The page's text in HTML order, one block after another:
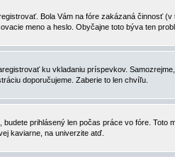
Bola Vám na fóre zakázaná činnosť
meno a heslo. Obyčajne toto býva ten
ku vkladaniu príspevkov.
doporučujeme. Zaberie to len chvíľu.
, budete prihlásený len počas práce vo fóre.
kaviarne, na univerzite atď.